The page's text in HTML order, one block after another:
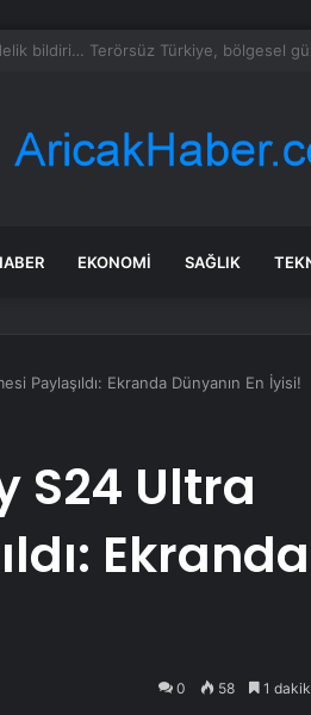
22-23 Temmuz Bursa’da su
EKONOMI SAĞLIK
Paylaşıldı: Ekranda Dünyanın En İyisi!
S24 Ultra
Ekranda
0 58 1